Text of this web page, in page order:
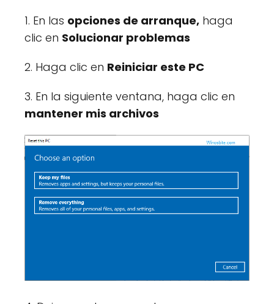
1. En las opciones de arranque, haga
clic en Solucionar problemas
2. Haga clic en Reiniciar este PC
3. En la siguiente ventana, haga clic en
mantener mis archivos